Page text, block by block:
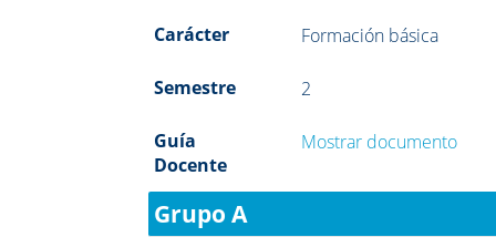
Carácter Formación básica
Semestre 2
Guía
Docente
Mostrar documento
Grupo A